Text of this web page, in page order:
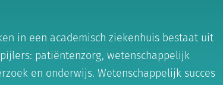
in een academisch ziekenhuis bestaat uit
patiëntenzorg, wetenschappelijk
en onderwijs. Wetenschappelijk succes